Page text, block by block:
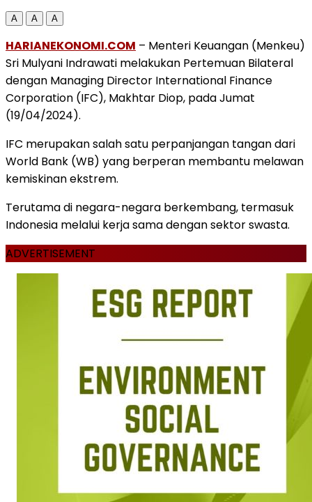
A A A
HARIANEKONOMI.COM – Menteri Keuangan (Menkeu)
Sri Mulyani Indrawati melakukan Pertemuan Bilateral
dengan Managing Director International Finance
Corporation (IFC), Makhtar Diop, pada Jumat
(19/04/2024).
IFC merupakan salah satu perpanjangan tangan dari
World Bank (WB) yang berperan membantu melawan
kemiskinan ekstrem.
Terutama di negara-negara berkembang, termasuk
Indonesia melalui kerja sama dengan sektor swasta.
ADVERTISEMENT